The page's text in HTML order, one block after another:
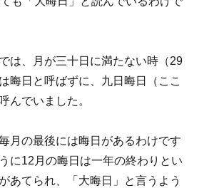
は、月が三十日に満たない時（29
晦日と呼ばずに、九日晦日（ここ
んでいました。
月の最後には晦日があるわけです
に12月の晦日は一年の終わりとい
あてられ、「大晦日」と言うよう